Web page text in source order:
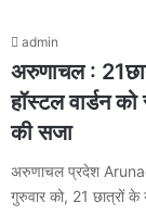
admin
अरुणाचल :
हॉस्टल वार्डन
की सजा
अरुणाचल प्रदेश
गुरुवार को, 21 छात्रों के